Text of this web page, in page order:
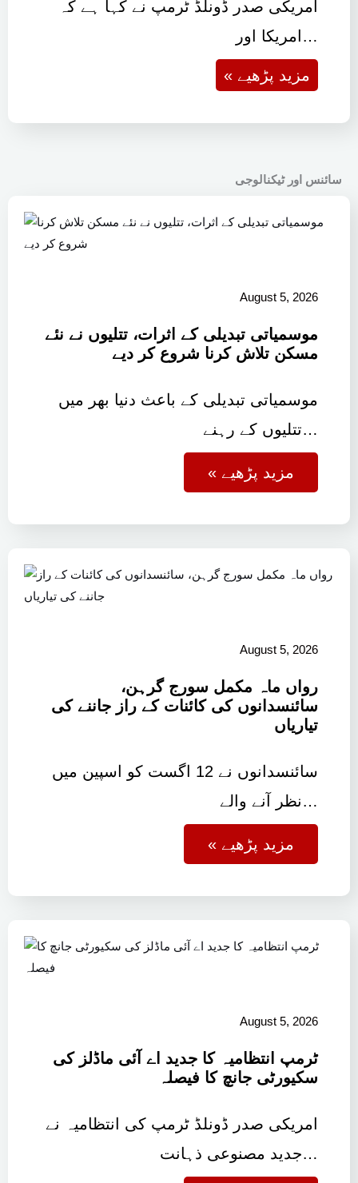
امریکی صدر ڈونلڈ ٹرمپ نے کہا ہے کہ
امریکا اور…
« مزید پڑھیے
سائنس اور ٹیکنالوجی
August 5, 2026
موسمیاتی تبدیلی کے اثرات، تتلیوں نے نئے
مسکن تلاش کرنا شروع کر دیے
موسمیاتی تبدیلی کے باعث دنیا بھر میں
تتلیوں کے رہنے…
« مزید پڑھیے
August 5, 2026
رواں ماہ مکمل سورج گرہن،
سائنسدانوں کی کائنات کے راز جاننے کی
تیاریاں
سائنسدانوں نے 12 اگست کو اسپین میں
نظر آنے والے…
« مزید پڑھیے
August 5, 2026
ٹرمپ انتظامیہ کا جدید اے آئی ماڈلز کی
سکیورٹی جانچ کا فیصلہ
امریکی صدر ڈونلڈ ٹرمپ کی انتظامیہ نے
جدید مصنوعی ذہانت…